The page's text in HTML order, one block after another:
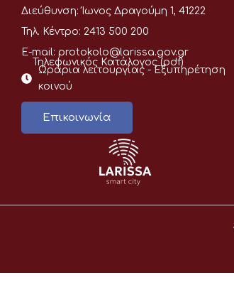
Διεύθυνση: Ίωνος Δραγούμη 1, 41222
Τηλ. Κέντρο: 2413 500 200
E-mail: protokolo@larissa.gov.gr
Τηλεφωνικός Κατάλογος (pdf)
Ωράρια λειτουργίας - Eξυπηρέτηση
κοινού
Επικοινωνία